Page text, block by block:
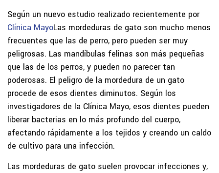
Según un nuevo estudio realizado recientemente por
Clínica MayoLas mordeduras de gato son mucho menos
frecuentes que las de perro, pero pueden ser muy
peligrosas. Las mandíbulas felinas son más pequeñas
que las de los perros, y pueden no parecer tan
poderosas. El peligro de la mordedura de un gato
procede de esos dientes diminutos. Según los
investigadores de la Clínica Mayo, esos dientes pueden
liberar bacterias en lo más profundo del cuerpo,
afectando rápidamente a los tejidos y creando un caldo
de cultivo para una infección.
Las mordeduras de gato suelen provocar infecciones y,